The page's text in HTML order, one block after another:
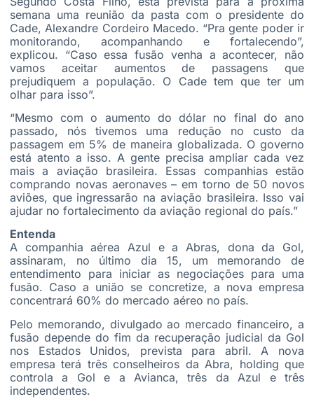
semana uma reunião da pasta com o presidente do
Cade, Alexandre Cordeiro Macedo. “Pra gente poder ir
monitorando, acompanhando e fortalecendo”,
explicou. “Caso essa fusão venha a acontecer, não
vamos aceitar aumentos de passagens que
prejudiquem a população. O Cade tem que ter um
olhar para isso”.
“Mesmo com o aumento do dólar no final do ano
passado, nós tivemos uma redução no custo da
passagem em 5% de maneira globalizada. O governo
está atento a isso. A gente precisa ampliar cada vez
mais a aviação brasileira. Essas companhias estão
comprando novas aeronaves – em torno de 50 novos
aviões, que ingressarão na aviação brasileira. Isso vai
ajudar no fortalecimento da aviação regional do país.”
Entenda
A companhia aérea Azul e a Abras, dona da Gol,
assinaram, no último dia 15, um memorando de
entendimento para iniciar as negociações para uma
fusão. Caso a união se concretize, a nova empresa
concentrará 60% do mercado aéreo no país.
Pelo memorando, divulgado ao mercado financeiro, a
fusão depende do fim da recuperação judicial da Gol
nos Estados Unidos, prevista para abril. A nova
empresa terá três conselheiros da Abra, holding que
controla a Gol e a Avianca, três da Azul e três
independentes.